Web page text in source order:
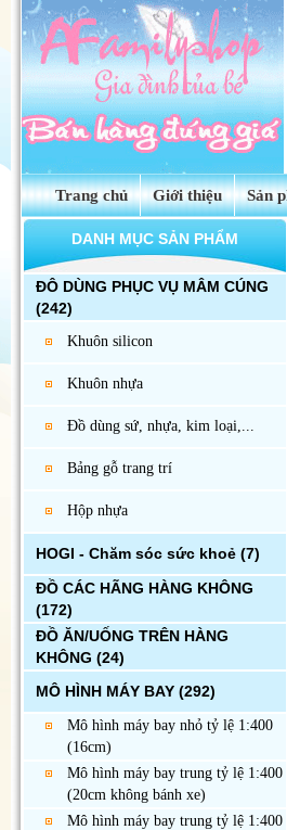
Trang chủ Giới thiệu Sản
DANH MỤC SẢN PHẨM
ĐÔ DÙNG PHỤC VỤ MÂM CÚNG
(242)
Khuôn silicon
Khuôn nhựa
Đồ dùng sứ, nhựa, kim loại,...
Bảng gỗ trang trí
Hộp nhựa
HOGI - Chăm sóc sức khoẻ (7)
ĐỒ CÁC HÃNG HÀNG KHÔNG
(172)
ĐỒ ĂN/UỐNG TRÊN HÀNG
KHÔNG (24)
MÔ HÌNH MÁY BAY (292)
Mô hình máy bay nhỏ tỷ lệ 1:400
(16cm)
Mô hình máy bay trung tỷ lệ 1:400
(20cm không bánh xe)
Mô hình máy bay trung tỷ lệ 1:400